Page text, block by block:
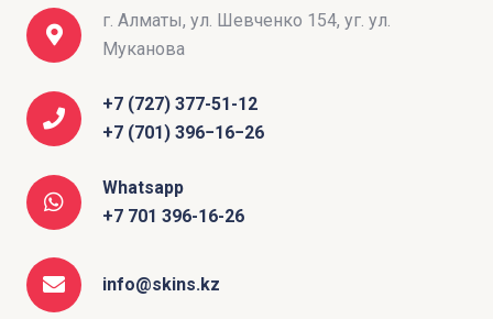
г. Алматы, ул. Шевченко 154, уг. ул.
Муканова
+7 (727) 377-51-12
+7 (701) 396−16−26
Whatsapp
+7 701 396-16-26
info@skins.kz